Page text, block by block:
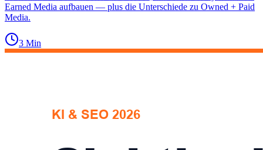
Earned Media aufbauen — plus die Unterschiede zu Owned + Paid
Media.
3 Min